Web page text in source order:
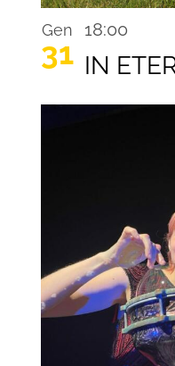
Gen
31
18:00
IN